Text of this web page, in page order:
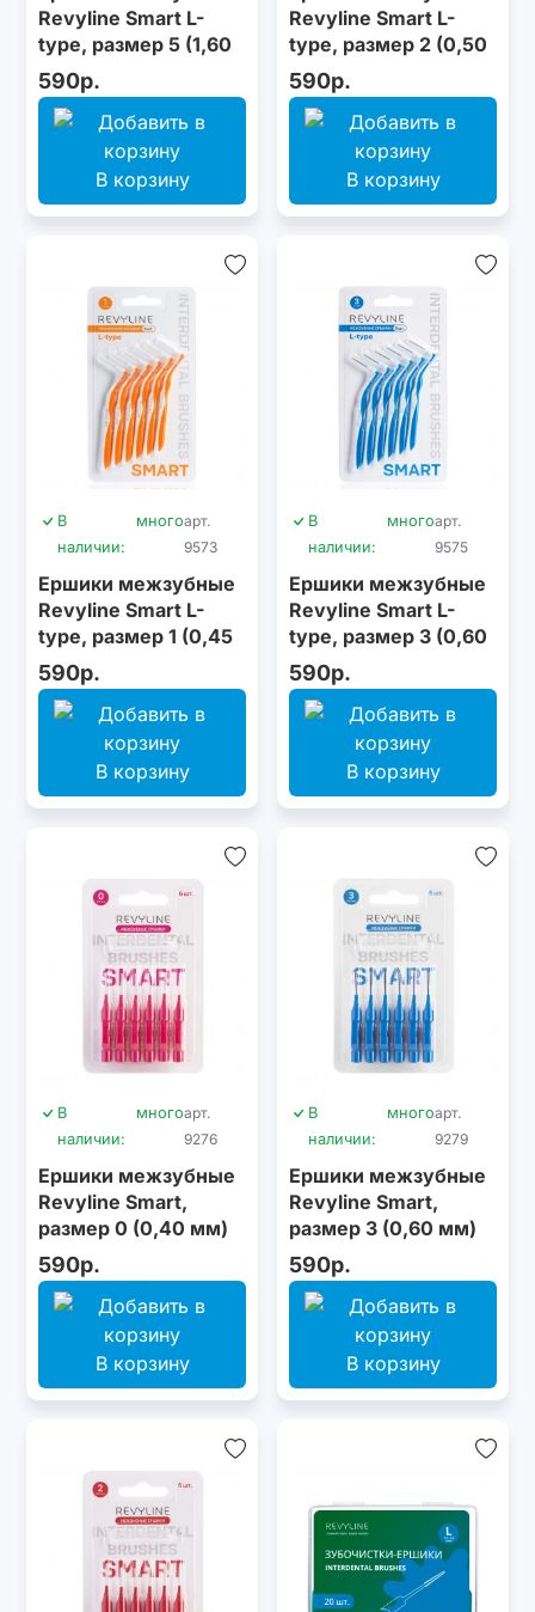
Revyline Smart L-
type, размер 5 (1,60
мм) зеленые, 6 шт.
590р.
В корзину
Revyline Smart L-
type, размер 2 (0,50
мм) красные, 6 шт.
590р.
В корзину
В
наличии:
многоарт.
9573
Ершики межзубные
Revyline Smart L-
type, размер 1 (0,45
мм) оранжевые, 6
шт.
590р.
В корзину
В
наличии:
многоарт.
9575
Ершики межзубные
Revyline Smart L-
type, размер 3 (0,60
мм) голубые, 6 шт.
590р.
В корзину
В
наличии:
многоарт.
9276
Ершики межзубные
Revyline Smart,
размер 0 (0,40 мм)
розовые, 6 шт.
590р.
В корзину
В
наличии:
многоарт.
9279
Ершики межзубные
Revyline Smart,
размер 3 (0,60 мм)
голубые, 6 шт.
590р.
В корзину